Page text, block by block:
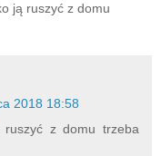
ją ruszyć z domu
2018 18:58
z domu trzeba